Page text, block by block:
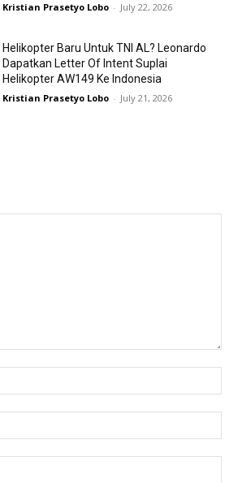
Kristian Prasetyo Lobo - July 22, 2026
Helikopter Baru Untuk TNI AL? Leonardo
Dapatkan Letter Of Intent Suplai
Helikopter AW149 Ke Indonesia
Kristian Prasetyo Lobo - July 21, 2026